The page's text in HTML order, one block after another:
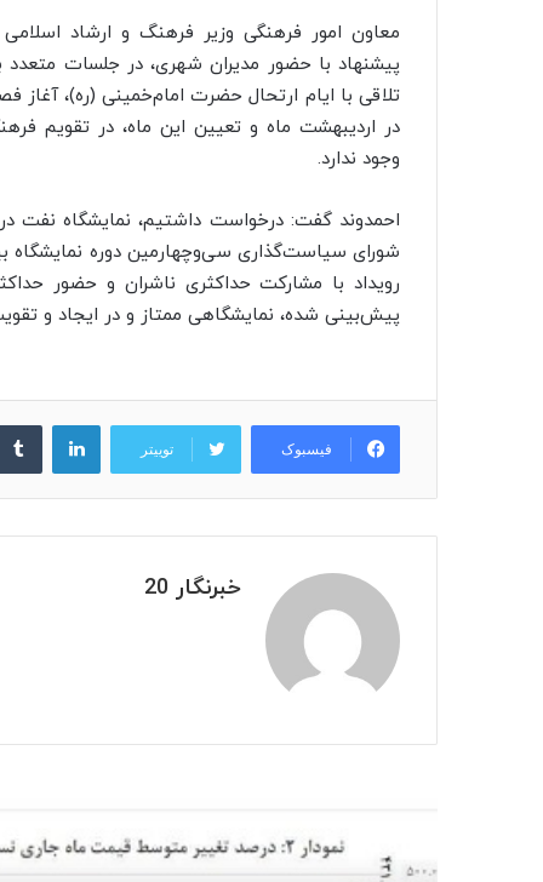
معاون امور فرهنگی وزیر فرهنگ و ارشاد
پیشنهاد با حضور مدیران شهری، در جلسات متعدد
تلاقی با ایام ارتحال حضرت امام‌خمینی (ره)، آغاز
در اردیبهشت ماه و تعیین این ماه، در تقویم
وجود ندارد.
احمدوند گفت: درخواست داشتیم، نمایشگاه نفت
شورای سیاست‌گذاری سی‌وچهارمین دوره نمایشگاه
رویداد با مشارکت حداکثری ناشران و حضور
پیش‌بینی شده، نمایشگاهی ممتاز و در ایجاد و
فیسبوک توییتر
لینکدین
خبرنگار 20